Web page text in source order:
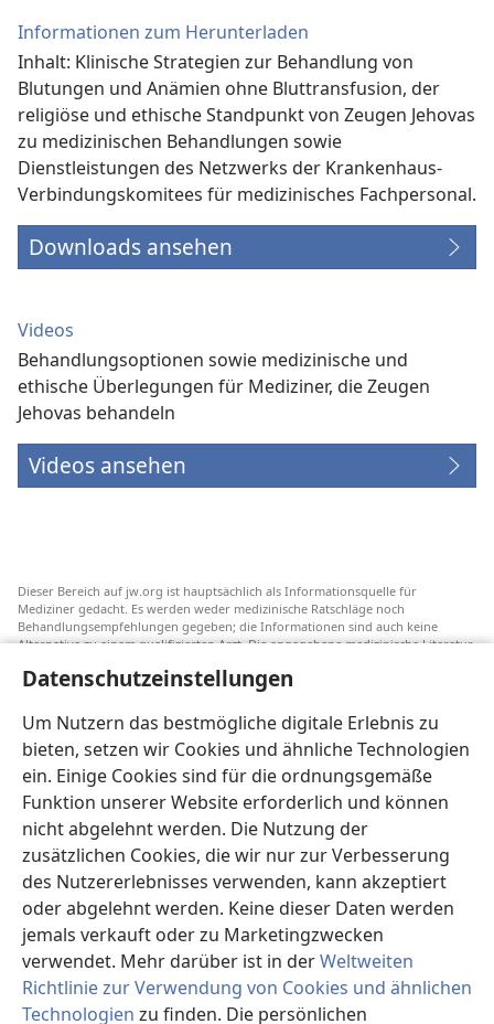
Datenschutzeinstellungen
Um Nutzern das bestmögliche digitale Erlebnis zu
bieten, setzen wir Cookies und ähnliche Technologien
ein. Einige Cookies sind für die ordnungsgemäße
Funktion unserer Website erforderlich und können
nicht abgelehnt werden. Die Nutzung der
zusätzlichen Cookies, die wir nur zur Verbesserung
des Nutzererlebnisses verwenden, kann akzeptiert
oder abgelehnt werden. Keine dieser Daten werden
jemals verkauft oder zu Marketingzwecken
verwendet. Mehr darüber ist in derWeltweiten
Richtlinie zur Verwendung von Cookies und ähnlichen
Technologien zu finden. Die persönlichen
Informationen zum Herunterladen
Inhalt: Klinische Strategien zur Behandlung von
Blutungen und Anämien ohne Bluttransfusion, der
religiöse und ethische Standpunkt von Zeugen Jehovas
zu medizinischen Behandlungen sowie
Dienstleistungen des Netzwerks der Krankenhaus-
Verbindungs­komitees für medizinisches Fachpersonal.
Downloads ansehen
Videos
Behandlungsoptionen sowie medizinische und
ethische Überlegungen für Mediziner, die Zeugen
Jehovas behandeln
Videos ansehen
Dieser Bereich auf jw.org ist hauptsächlich als Informationsquelle für
Mediziner gedacht. Es werden weder medizinische Ratschläge noch
Behandlungsempfehlungen gegeben; die Informationen sind auch keine
Alternative zu einem qualifizierten Arzt. Die angegebene medizinische Literatur
Transfusionsalternativen hin, die in Erwägung gezogen werden können. Jeder
Mediziner steht selbst in der Pflicht, seinen Informationsstand aktuell zu
halten, verschiedene Behandlungsmethoden abzuwägen und Patienten dabei
zu helfen, eine Behandlung entsprechend ihrer Gesundheit und gemäß ihren
Wünschen, Vorstellungen und Überzeugungen zu wählen. Nicht alle
aufgeführten Strategien sind für alle Patienten angemessen und akzeptabel.
An Patienten: Wenden Sie sich in Gesundheitsfragen immer an einen Arzt.
Die Nutzung dieser Website unterliegt denNutzungsbedingungen
Erscheinungsbild-Einstellungen